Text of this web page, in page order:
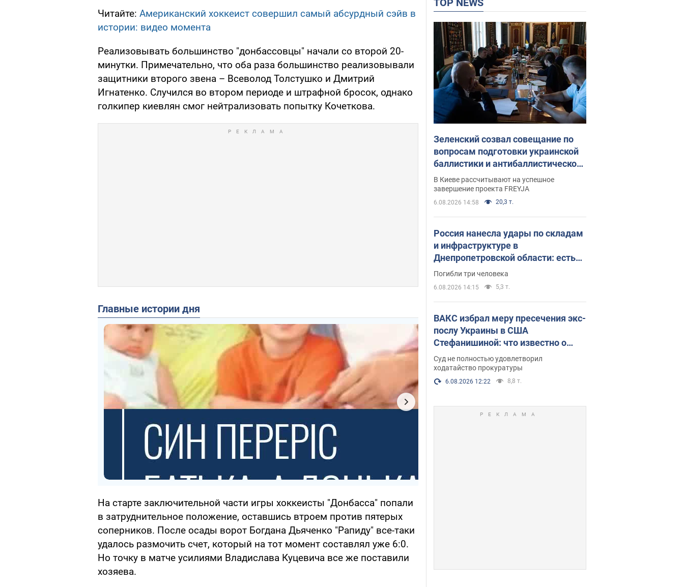
Читайте: Американский хоккеист совершил самый абсурдный сэйв в
истории: видео момента
Реализовывать большинство "донбассовцы" начали со второй 20-
минутки. Примечательно, что оба раза большинство реализовывали
защитники второго звена – Всеволод Толстушко и Дмитрий
Игнатенко. Случился во втором периоде и штрафной бросок, однако
голкипер киевлян смог нейтрализовать попытку Кочеткова.
Главные истории дня
На старте заключительной части игры хоккеисты "Донбасса" попали
в затруднительное положение, оставшись втроем против пятерых
соперников. После осады ворот Богдана Дьяченко "Рапиду" все-таки
удалось размочить счет, который на тот момент составлял уже 6:0.
Но точку в матче усилиями Владислава Куцевича все же поставили
хозяева.
TOP NEWS
Зеленский созвал совещание по
вопросам подготовки украинской
баллистики и антибаллистической
программы FREYJA: какие
решения готовятся
В Киеве рассчитывают на успешное
завершение проекта FREYJA
6.08.2026 14:58 20,3 т.
Россия нанесла удары по складам
и инфраструктуре в
Днепропетровской области: есть
погибшие и раненые. Фото
Погибли три человека
6.08.2026 14:15 5,3 т.
ВАКС избрал меру пресечения экс-
послу Украины в США
Стефанишиной: что известно о
деле
Суд не полностью удовлетворил
ходатайство прокуратуры
6.08.2026 12:22 8,8 т.